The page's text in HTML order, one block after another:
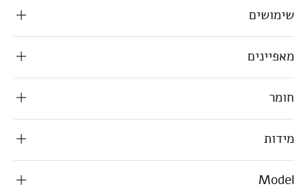
שימושים
מאפיינים
חומר
מידות
Model